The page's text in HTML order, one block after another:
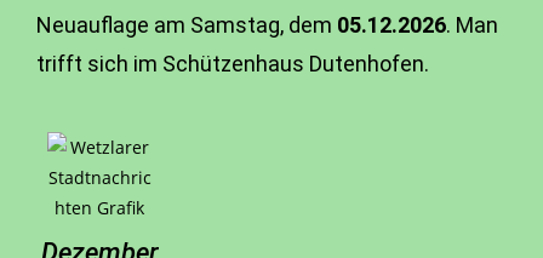
Neuauflage am Samstag, dem 05.12.2026. Man
trifft sich im Schützenhaus Dutenhofen.